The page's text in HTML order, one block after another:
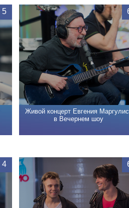
5
Живой концерт Евгения
в Вечернем шоу
4